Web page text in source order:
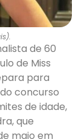
de 60
de Miss
para
concurso
de idade,
que
maio em